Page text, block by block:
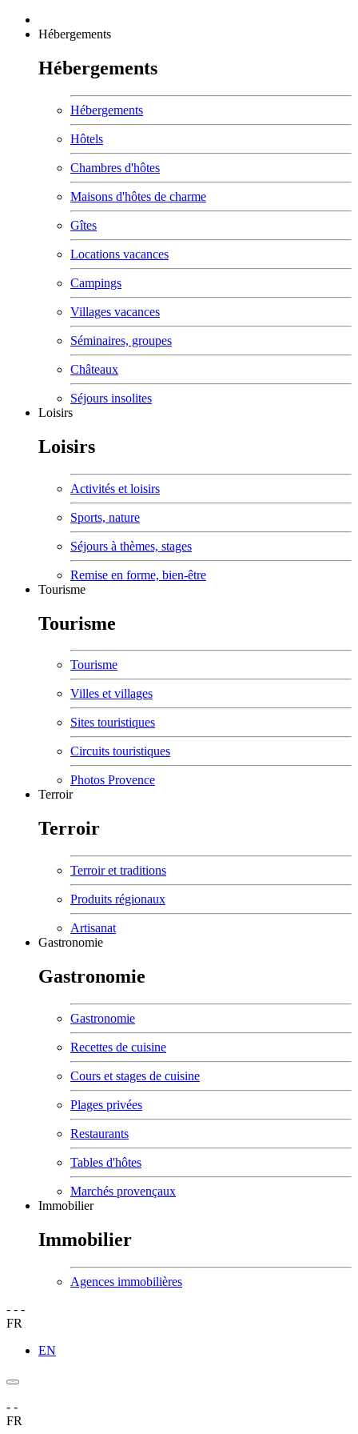
Hébergements
Hébergements
Hébergements
Hôtels
Chambres d'hôtes
Maisons d'hôtes de charme
Gîtes
Locations vacances
Campings
Villages vacances
Séminaires, groupes
Châteaux
Séjours insolites
Loisirs
Loisirs
Activités et loisirs
Sports, nature
Séjours à thèmes, stages
Remise en forme, bien-être
Tourisme
Tourisme
Tourisme
Villes et villages
Sites touristiques
Circuits touristiques
Photos Provence
Terroir
Terroir
Terroir et traditions
Produits régionaux
Artisanat
Gastronomie
Gastronomie
Gastronomie
Recettes de cuisine
Cours et stages de cuisine
Plages privées
Restaurants
Tables d'hôtes
Marchés provençaux
Immobilier
Immobilier
Agences immobilières
- - -
FR
EN
- -
FR